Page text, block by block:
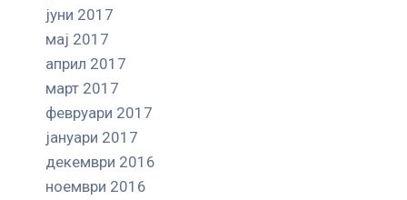
јуни 2017
мај 2017
април 2017
март 2017
февруари 2017
јануари 2017
декември 2016
ноември 2016